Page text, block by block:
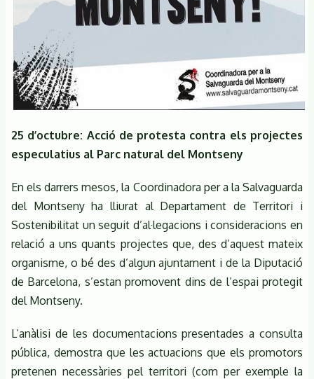
25 d’octubre: Acció de protesta contra els projectes
especulatius al Parc natural del Montseny
En els darrers mesos, la Coordinadora per a la Salvaguarda
del Montseny ha lliurat al Departament de Territori i
Sostenibilitat un seguit d’al·legacions i consideracions en
relació a uns quants projectes que, des d’aquest mateix
organisme, o bé des d’algun ajuntament i de la Diputació
de Barcelona, s’estan promovent dins de l’espai protegit
del Montseny.
L’anàlisi de les documentacions presentades a consulta
pública, demostra que les actuacions que els promotors
pretenen necessàries pel territori (com per exemple la